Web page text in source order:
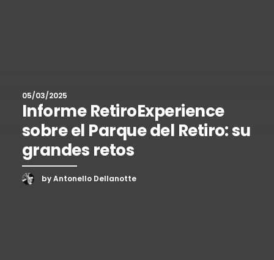
05/03/2025
Informe RetiroExperience
sobre el Parque del Retiro: su
grandes retos
by Antonello Dellanotte